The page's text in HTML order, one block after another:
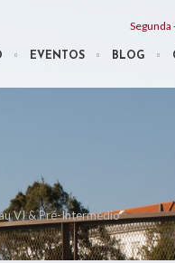
Segunda
EVENTOS BLOG
VI & Pré-Intermédio